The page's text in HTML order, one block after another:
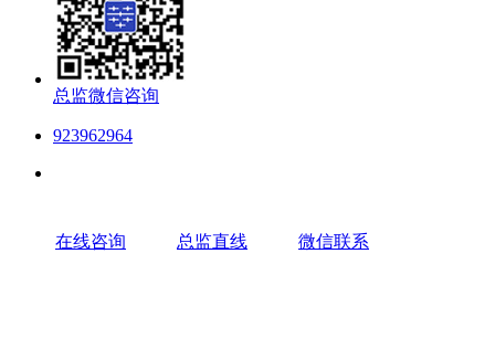
总监微信咨询
923962964
在线咨询 总监直线 微信联系